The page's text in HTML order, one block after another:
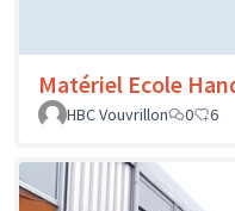
Matériel Ecole
HBC Vouvrillon
0 6